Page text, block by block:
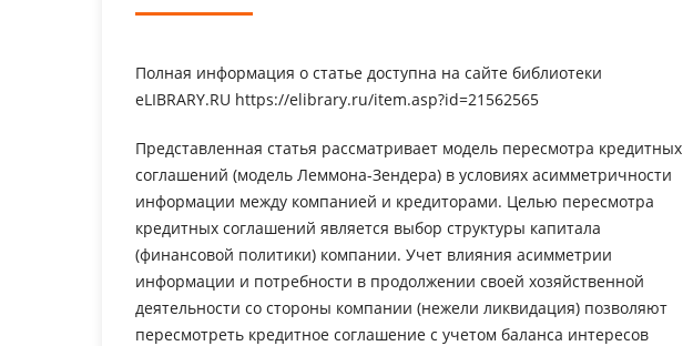
Полная информация о статье доступна на сайте библиотеки
eLIBRARY.RU https://elibrary.ru/item.asp?id=21562565
Представленная статья рассматривает модель пересмотра кредитных
соглашений (модель Леммона-Зендера) в условиях асимметричности
информации между компанией и кредиторами. Целью пересмотра
кредитных соглашений является выбор структуры капитала
(финансовой политики) компании. Учет влияния асимметрии
информации и потребности в продолжении своей хозяйственной
деятельности со стороны компании (нежели ликвидация) позволяют
пересмотреть кредитное соглашение с учетом баланса интересов